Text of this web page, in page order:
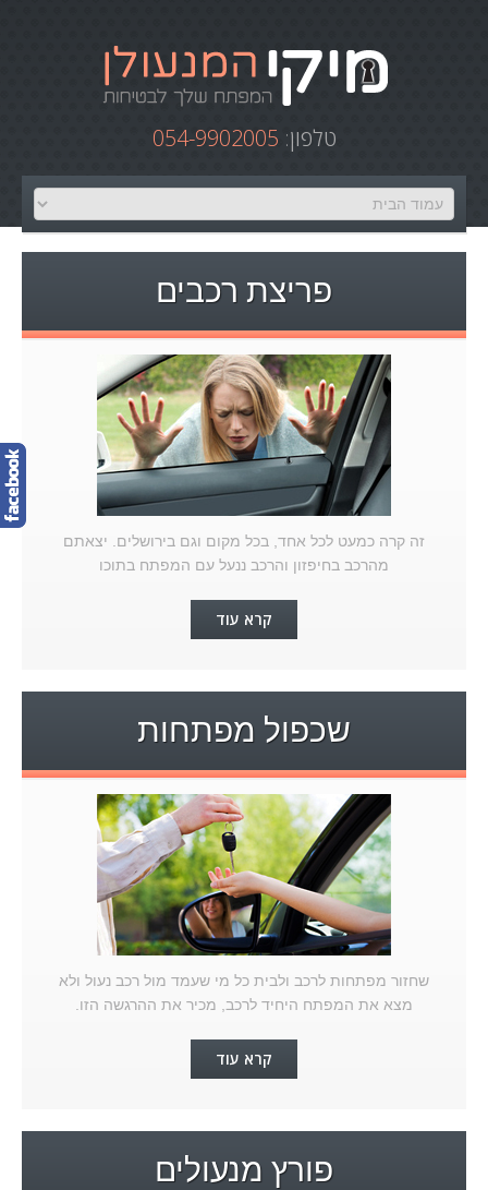
טלפון: 054-9902005
פריצת רכבים
זה קרה כמעט לכל אחד, בכל מקום וגם בירושלים. יצאתם
מהרכב בחיפזון והרכב ננעל עם המפתח בתוכו
קרא עוד
שכפול מפתחות
שחזור מפתחות לרכב ולבית כל מי שעמד מול רכב נעול ולא
מצא את המפתח היחיד לרכב, מכיר את ההרגשה הזו.
קרא עוד
פורץ מנעולים